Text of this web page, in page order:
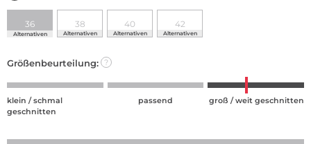
36
Alternativen
38
Alternativen
40
Alternativen
42
Alternativen
Größenbeurteilung: ?
klein / schmal
geschnitten
passend groß / weit geschnitten